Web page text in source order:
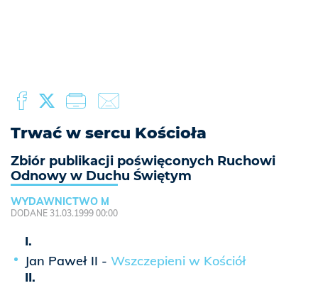
Trwać w sercu Kościoła
Zbiór publikacji poświęconych Ruchowi
Odnowy w Duchu Świętym
WYDAWNICTWO M
DODANE 31.03.1999 00:00
I.
Jan Paweł II - Wszczepieni w Kościół
II.